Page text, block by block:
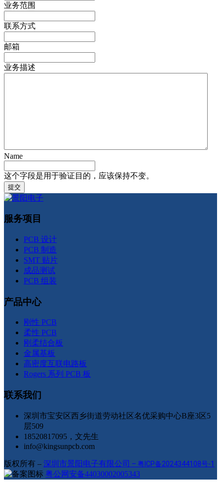
业务范围
联系方式
邮箱
业务描述
Name
这个字段是用于验证目的，应该保持不变。
服务项目
PCB 设计
PCB 制造
SMT 贴片
成品测试
PCB 组装
产品中心
刚性 PCB
柔性 PCB
刚柔结合板
金属基板
高密度互联电路板
Rogers 系列 PCB 板
联系我们
深圳市宝安区西乡街道劳动社区名优采购中心B座3区5
层509
18520817095，文先生
info@kingsunpcb.com
版权所有 – 深圳市景阳电子有限公司 – 粤ICP备2024344108号-1
粤公网安备44030002005343